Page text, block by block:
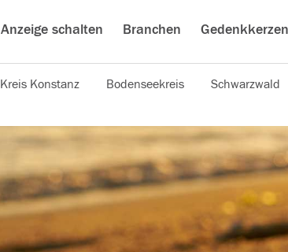
Anzeige schalten Branchen Gedenkkerzen
Kreis Konstanz Bodenseekreis Schwarzwald